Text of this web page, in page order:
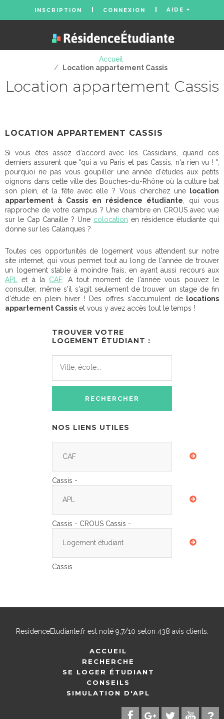
INSCRIPTION CONNEXION AIDE
Accueil
/
Location appartement Cassis
Location appartement Cassis
LOCATION APPARTEMENT CASSIS
Si vous êtes assez d'accord avec les Cassidains, quand ces
derniers assurent que "qui a vu Paris et pas Cassis, n'a rien vu ! ",
pourquoi ne pas vous goupiller une année d'études aux petits
oignons dans cette ville des Bouches-du-Rhône où la culture bat
son plein, et la fête avec elle ? Vous cherchez une location
appartement à Cassis en résidence étudiante , qui vous
rapproche de votre campus ? Une chambre en CROUS avec vue
sur le Cap Canaille ? Une colocation en résidence étudiante qui
donne sur les Calanques ?
Toutes ces opportunités de logement vous attendent sur notre
site internet, qui vous permet tout au long de l'année de trouver
un logement stable à moindre frais, en ayant aussi recours aux
APL
et à la CAF. A tout moment de l'année vous pouvez le
consulter, même s'il s'agit seulement de trouver un stage de fin
d'étude en plein hiver ! Des offres s'accumulent delocations
appartement Cassis et vous y avez accès tout le temps !
TROUVER VOTRE
LOGEMENT ÉTUDIANT :
NOS LIENS UTILES
CAF
Cassis -
APL
Cassis - CROUS Cassis -
Logement étudiant
Cassis
ResidenceEtudiante.frest noté 9,7/10 selon 438 avis clients.
ACCUEIL
RECHERCHE
SE LOGER ÉTUDIANT
CONSEILS
SIMULATION D'APL